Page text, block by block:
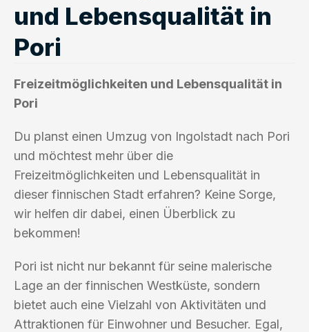
und Lebensqualität in
Pori
Freizeitmöglichkeiten und Lebensqualität in
Pori
Du planst einen Umzug von Ingolstadt nach Pori
und möchtest mehr über die
Freizeitmöglichkeiten und Lebensqualität in
dieser finnischen Stadt erfahren? Keine Sorge,
wir helfen dir dabei, einen Überblick zu
bekommen!
Pori ist nicht nur bekannt für seine malerische
Lage an der finnischen Westküste, sondern
bietet auch eine Vielzahl von Aktivitäten und
Attraktionen für Einwohner und Besucher. Egal,